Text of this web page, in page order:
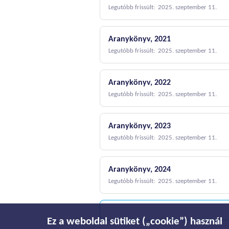
Ez a weboldal sütiket („cookie”) használ
Legutóbb frissült: 2025. szeptember 11.
Aranykönyv, 2021
Legutóbb frissült: 2025. szeptember 11.
Aranykönyv, 2022
Legutóbb frissült: 2025. szeptember 11.
Aranykönyv, 2023
Legutóbb frissült: 2025. szeptember 11.
Aranykönyv, 2024
Legutóbb frissült: 2025. szeptember 11.